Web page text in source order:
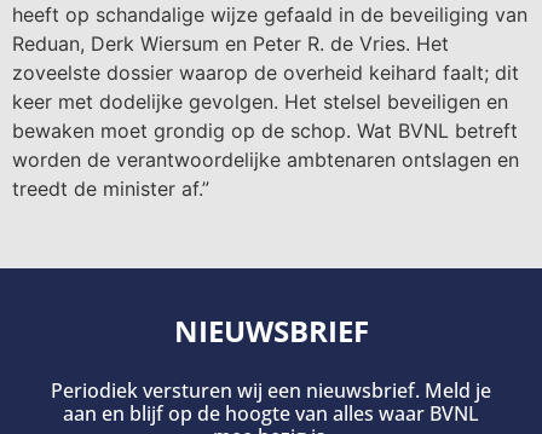
heeft op schandalige wijze gefaald in de beveiliging van
Reduan, Derk Wiersum en Peter R. de Vries. Het
zoveelste dossier waarop de overheid keihard faalt; dit
keer met dodelijke gevolgen. Het stelsel beveiligen en
bewaken moet grondig op de schop. Wat BVNL betreft
worden de verantwoordelijke ambtenaren ontslagen en
treedt de minister af.”
NIEUWSBRIEF
Periodiek versturen wij een nieuwsbrief. Meld je
aan en blijf op de hoogte van alles waar BVNL